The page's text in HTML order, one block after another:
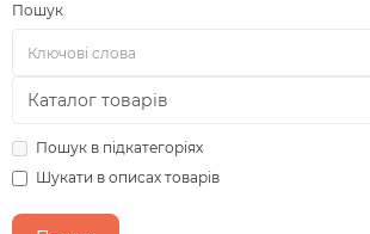
Пошук
Пошук в підкатегоріях
Шукати в описах товарів